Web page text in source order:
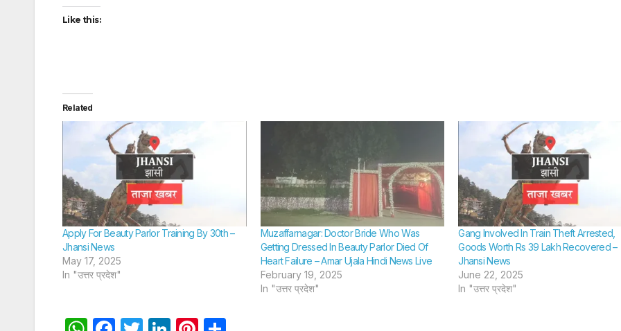
Like this:
Related
Apply For Beauty Parlor Training By 30th –
Jhansi News
May 17, 2025
In "उत्तर प्रदेश"
Muzaffarnagar: Doctor Bride Who Was
Getting Dressed In Beauty Parlor Died Of
Heart Failure – Amar Ujala Hindi News Live
February 19, 2025
In "उत्तर प्रदेश"
Gang Involved In Train Theft Arrested,
Goods Worth Rs 39 Lakh Recovered –
Jhansi News
June 22, 2025
In "उत्तर प्रदेश"